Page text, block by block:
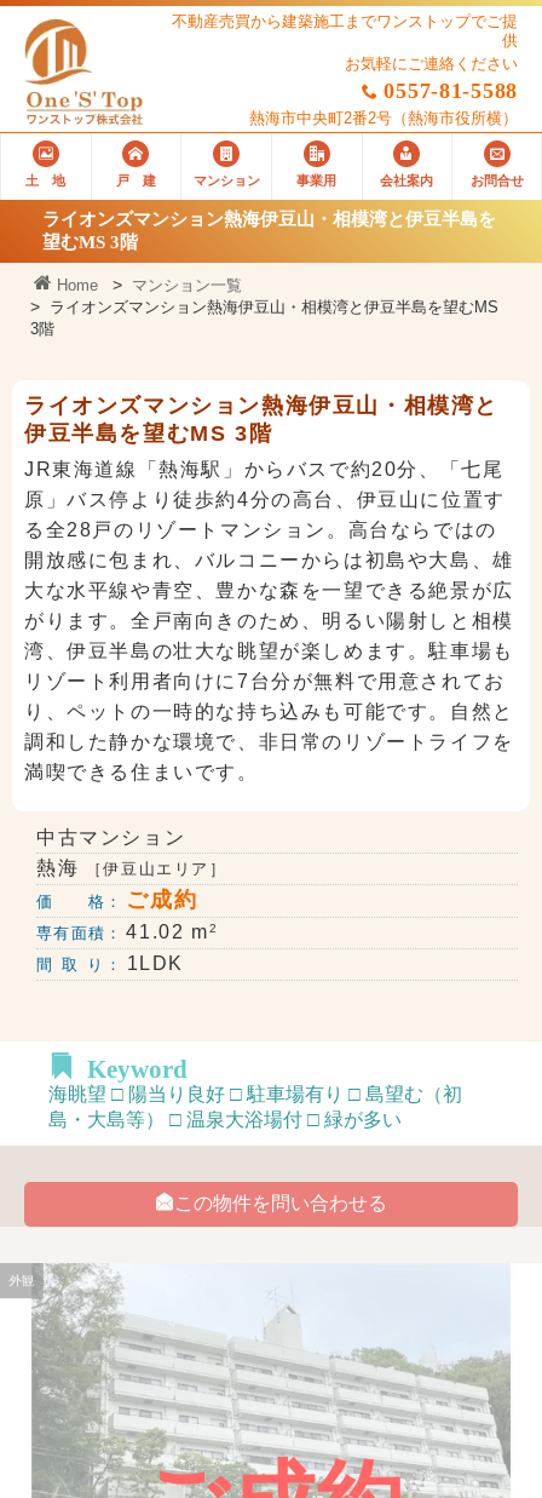
不動産売買から建築施工までワンストップでご提
供
お気軽にご連絡ください
0557-81-5588
熱海市中央町2番2号 （熱海市役所横）
土 地 戸 建 マンション 事業用 会社案内 お問合せ
ライオンズマンション熱海伊豆山・相模湾と伊豆半島を
望むMS 3階
Home
マンション一覧
ライオンズマンション熱海伊豆山・相模湾と伊豆半島を望むMS
3階
ライオンズマンション熱海伊豆山・相模湾と
伊豆半島を望むMS 3階
JR東海道線「熱海駅」からバスで約20分、「七尾
原」バス停より徒歩約4分の高台、伊豆山に位置す
る全28戸のリゾートマンション。高台ならではの
開放感に包まれ、バルコニーからは初島や大島、雄
大な水平線や青空、豊かな森を一望できる絶景が広
がります。全戸南向きのため、明るい陽射しと相模
湾、伊豆半島の壮大な眺望が楽しめます。駐車場も
リゾート利用者向けに7台分が無料で用意されてお
り、ペットの一時的な持ち込みも可能です。自然と
調和した静かな環境で、非日常のリゾートライフを
満喫できる住まいです。
中古マンション
熱海
［伊豆山エリア］
価 格：
ご成約
専有面積： 41.02 m2
間 取 り： 1LDK
Keyword
海眺望 □ 陽当り良好 □ 駐車場有り □ 島望む（初
島・大島等） □ 温泉大浴場付 □ 緑が多い
この物件を問い合わせる
外観